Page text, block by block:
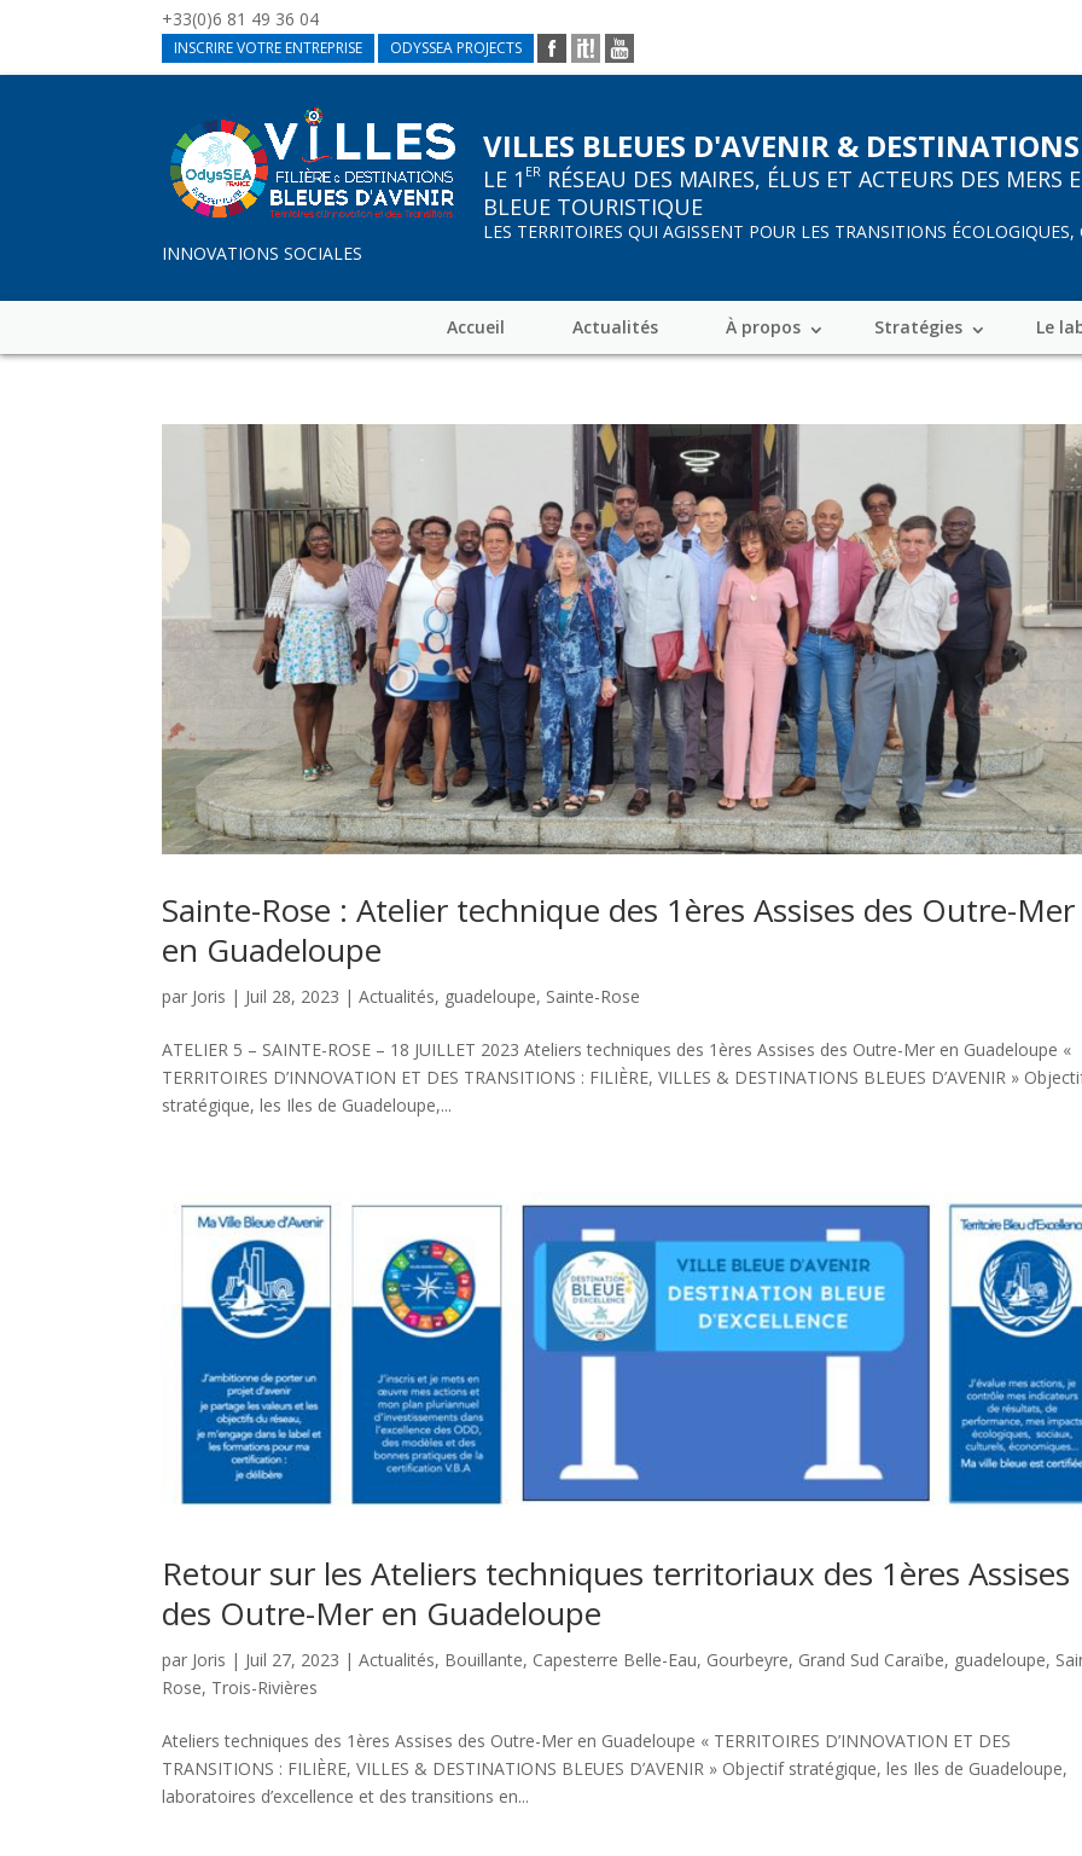
+33(0)6 81 49 36 04
INSCRIRE VOTRE ENTREPRISE ODYSSEA PROJECTS
VILLES BLEUES D'AVENIR &
LE 1 ER RÉSEAU DES MAIRES, ÉLUS ET ACTEURS DES
BLEUE TOURISTIQUE
LES TERRITOIRES QUI AGISSENT POUR LES TRANSITIONS
INNOVATIONS SOCIALES
Accueil Actualités À propos Stratégies Le
Sainte-Rose : Atelier technique des 1ères Assises des Outre-Mer
en Guadeloupe
par Joris | Juil 28, 2023 |Actualités, guadeloupe, Sainte-Rose
ATELIER 5 – SAINTE-ROSE – 18 JUILLET 2023 Ateliers techniques des 1ères Assises des Outre-Mer en Guadeloupe «
TERRITOIRES D’INNOVATION ET DES TRANSITIONS : FILIÈRE, VILLES & DESTINATIONS BLEUES D’AVENIR »
stratégique, les Iles de Guadeloupe,...
Retour sur les Ateliers techniques territoriaux des 1ères Assises
des Outre-Mer en Guadeloupe
par Joris | Juil 27, 2023 |Actualités, Bouillante, Capesterre Belle-Eau, Gourbeyre, Grand Sud Caraïbe, guadeloupe,
Rose, Trois-Rivières
Ateliers techniques des 1ères Assises des Outre-Mer en Guadeloupe « TERRITOIRES D’INNOVATION ET DES
TRANSITIONS : FILIÈRE, VILLES & DESTINATIONS BLEUES D’AVENIR » Objectif stratégique, les Iles de Guadeloupe,
laboratoires d’excellence et des transitions en...